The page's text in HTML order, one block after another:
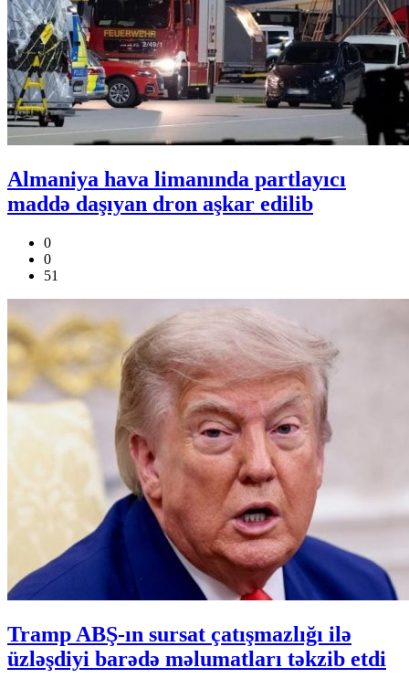
Almaniya hava limanında partlayıcı
maddə daşıyan dron aşkar edilib
0
0
51
Tramp ABŞ-ın sursat çatışmazlığı ilə
üzləşdiyi barədə məlumatları təkzib etdi